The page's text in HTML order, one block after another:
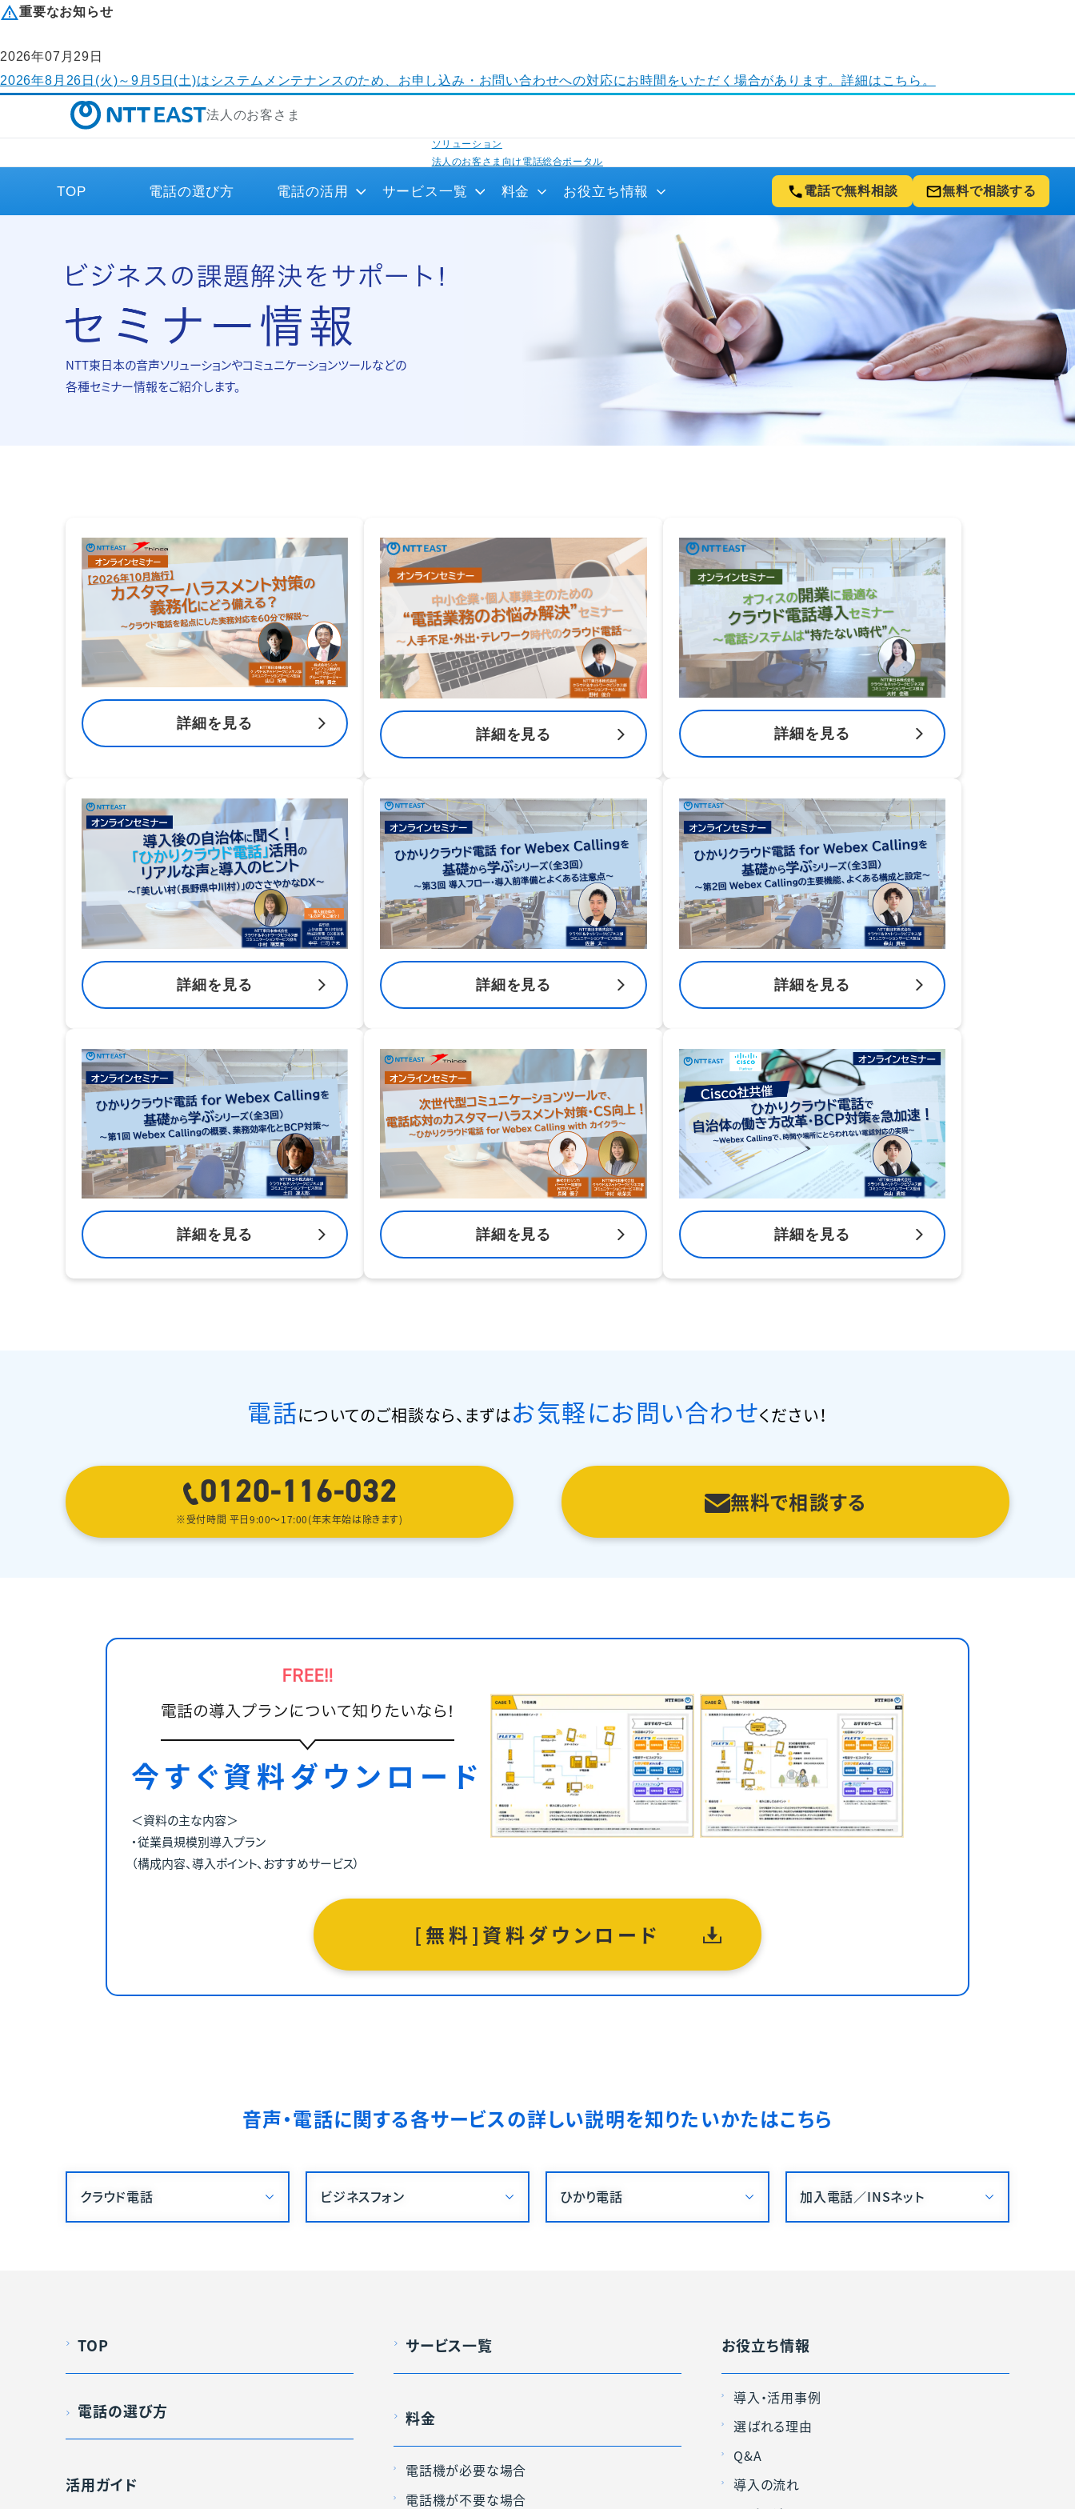
重要なお知らせ
2026年07月29日
2026年8月26日(火)～9月5日(土)はシステムメンテナンスのため、お申し込み・お問い合わせへの対応にお時間をいただく場合があります。詳細はこちら。
法人のお客さま
ソリューション
法人のお客さま向け電話総合ポータル
TOP 電話の選び方 電話の活用 サービス一覧 料金 お役立ち情報 電話で無料相談 無料で相談する
NTT東日本の音声ソリューションやコミュニケーションツールなどの
各種セミナー情報をご紹介します。
詳細を見る
詳細を見る 詳細を見る
詳細を見る 詳細を見る 詳細を見る
詳細を見る 詳細を見る 詳細を見る
電話についてのご相談なら、 まずはお気軽にお問い合わせください！
0120-116-032
※受付時間 平日9:00〜17:00(年末年始は除きます)
無料で相談する
今すぐ資料ダウンロード
＜資料の主な内容＞
・従業員規模別導入プラン
（構成内容、導入ポイント、おすすめサービス）
[無料]資料ダウンロード
音声・電話に関する各サービスの詳しい説明を知りたいかたはこちら
クラウド電話 ビジネスフォン ひかり電話 加入電話／INSネット
TOP
電話の選び方
活用ガイド
サービス一覧
料金
電話機が必要な場合
電話機が不要な場合
お役立ち情報
導入・活用事例
選ばれる理由
Q&A
導入の流れ